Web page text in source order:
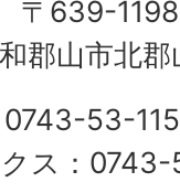
〒639-1198
郡山市北
0743-53-
ス：